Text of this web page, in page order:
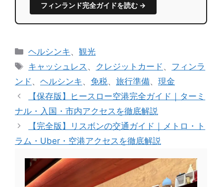
フィンランド完全ガイドを読む →
カ
テ
ゴ
リ
ー
ヘルシンキ 、観光
タ
グ
キャッシュレス 、 クレジットカード 、 フィンラ
ンド 、 ヘルシンキ 、 免税、 旅行準備、 現金
【保存版】ヒースロー空港完全ガイド｜ターミ
ナル・入国・市内アクセスを徹底解説
【完全版】リスボンの交通ガイド｜メトロ・ト
ラム・Uber・空港アクセスを徹底解説